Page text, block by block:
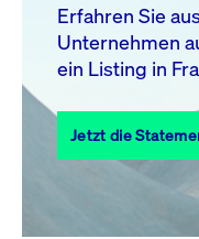
17
18
31
Erfahren Sie
Unternehmen
ein Listing in
Jetzt die